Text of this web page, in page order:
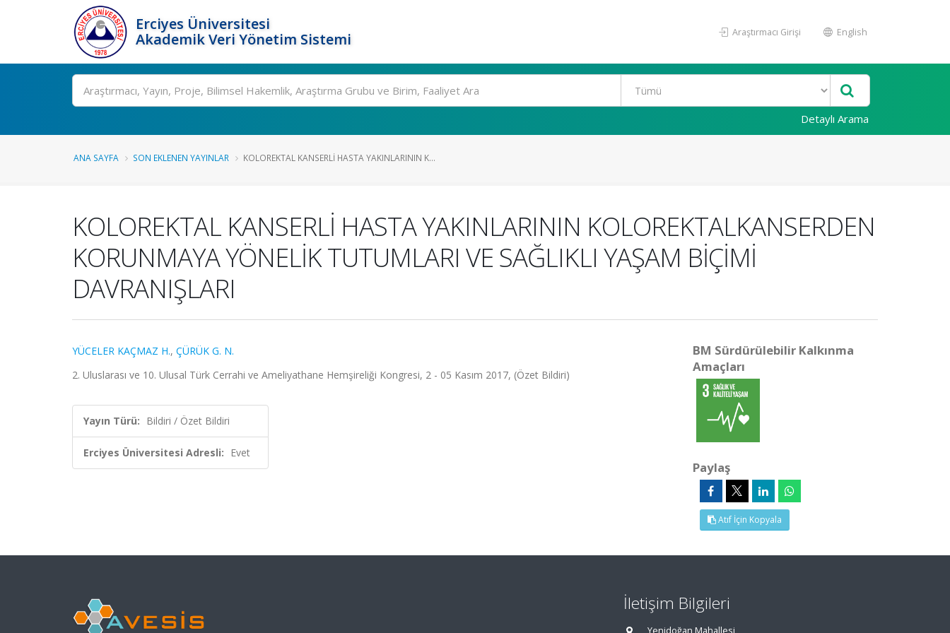
Erciyes Üniversitesi
Akademik Veri Yönetim Sistemi
Araştırmacı Girişi English
Ara
Detaylı Arama
ANA SAYFA SON EKLENEN YAYINLAR KOLOREKTAL KANSERLİ HASTA YAKINLARININ K...
KOLOREKTAL KANSERLİ HASTA YAKINLARININ KOLOREKTALKANSERDEN
KORUNMAYA YÖNELİK TUTUMLARI VE SAĞLIKLI YAŞAM BİÇİMİ
DAVRANIŞLARI
YÜCELER KAÇMAZ H., ÇÜRÜK G. N.
2. Uluslarası ve 10. Ulusal Türk Cerrahi ve Ameliyathane Hemşireliği Kongresi, 2 - 05 Kasım 2017, (Özet Bildiri)
Yayın Türü: Bildiri / Özet Bildiri
Erciyes Üniversitesi Adresli: Evet
BM Sürdürülebilir Kalkınma
Amaçları
Paylaş
Atıf İçin Kopyala
İletişim Bilgileri
Yenidoğan Mahallesi